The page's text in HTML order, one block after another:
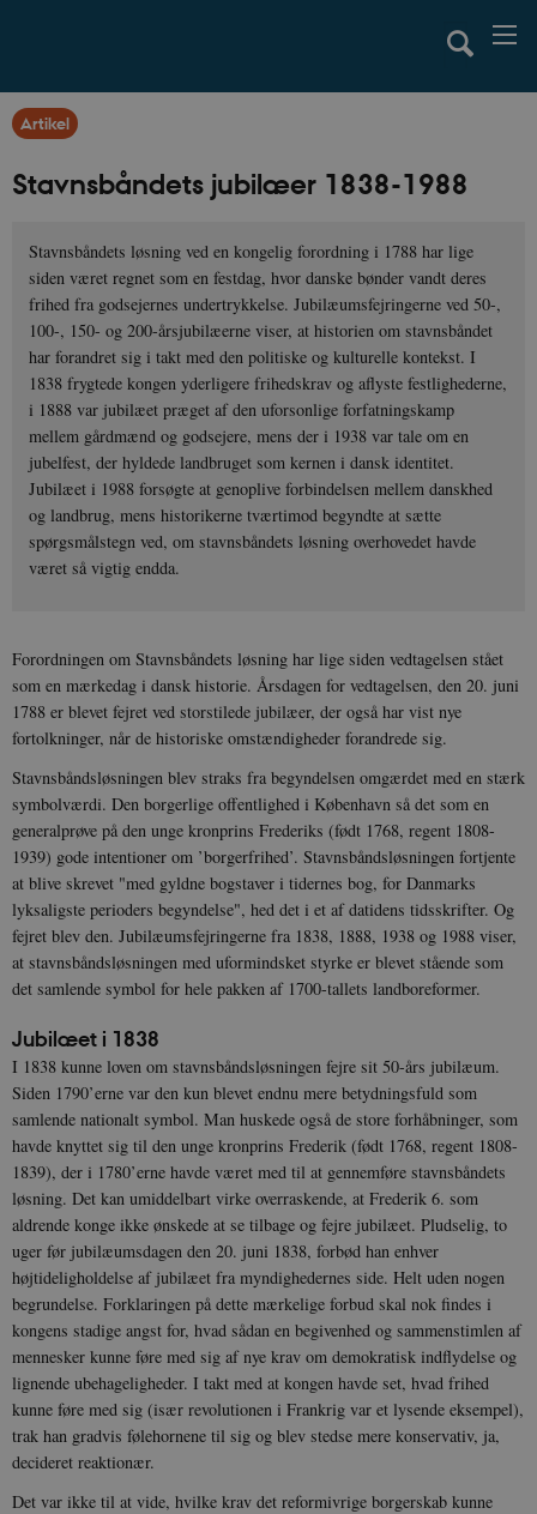
Artikel
Stavnsbåndets jubilæer 1838-1988
Stavnsbåndets løsning ved en kongelig forordning i 1788 har lige
siden været regnet som en festdag, hvor danske bønder vandt deres
frihed fra godsejernes undertrykkelse. Jubilæumsfejringerne ved 50-,
100-, 150- og 200-årsjubilæerne viser, at historien om stavnsbåndet
har forandret sig i takt med den politiske og kulturelle kontekst. I
1838 frygtede kongen yderligere frihedskrav og aflyste festlighederne,
i 1888 var jubilæet præget af den uforsonlige forfatningskamp
mellem gårdmænd og godsejere, mens der i 1938 var tale om en
jubelfest, der hyldede landbruget som kernen i dansk identitet.
Jubilæet i 1988 forsøgte at genoplive forbindelsen mellem danskhed
og landbrug, mens historikerne tværtimod begyndte at sætte
spørgsmålstegn ved, om stavnsbåndets løsning overhovedet havde
været så vigtig endda.
Forordningen om Stavnsbåndets løsning har lige siden vedtagelsen stået
som en mærkedag i dansk historie. Årsdagen for vedtagelsen, den 20. juni
1788 er blevet fejret ved storstilede jubilæer, der også har vist nye
fortolkninger, når de historiske omstændigheder forandrede sig.
Stavnsbåndsløsningen blev straks fra begyndelsen omgærdet med en stærk
symbolværdi. Den borgerlige offentlighed i København så det som en
generalprøve på den unge kronprins Frederiks (født 1768, regent 1808-
1939) gode intentioner om ’borgerfrihed’. Stavnsbåndsløsningen fortjente
at blive skrevet "med gyldne bogstaver i tidernes bog, for Danmarks
lyksaligste perioders begyndelse", hed det i et af datidens tidsskrifter. Og
fejret blev den. Jubilæumsfejringerne fra 1838, 1888, 1938 og 1988 viser,
at stavnsbåndsløsningen med uformindsket styrke er blevet stående som
det samlende symbol for hele pakken af 1700-tallets landboreformer.
Jubilæet i 1838
I 1838 kunne loven om stavnsbåndsløsningen fejre sit 50-års jubilæum.
Siden 1790’erne var den kun blevet endnu mere betydningsfuld som
samlende nationalt symbol. Man huskede også de store forhåbninger, som
havde knyttet sig til den unge kronprins Frederik (født 1768, regent 1808-
1839), der i 1780’erne havde været med til at gennemføre stavnsbåndets
løsning. Det kan umiddelbart virke overraskende, at Frederik 6. som
aldrende konge ikke ønskede at se tilbage og fejre jubilæet. Pludselig, to
uger før jubilæumsdagen den 20. juni 1838, forbød han enhver
højtideligholdelse af jubilæet fra myndighedernes side. Helt uden nogen
begrundelse. Forklaringen på dette mærkelige forbud skal nok findes i
kongens stadige angst for, hvad sådan en begivenhed og sammenstimlen af
mennesker kunne føre med sig af nye krav om demokratisk indflydelse og
lignende ubehageligheder. I takt med at kongen havde set, hvad frihed
kunne føre med sig (især revolutionen i Frankrig var et lysende eksempel),
trak han gradvis følehornene til sig og blev stedse mere konservativ, ja,
decideret reaktionær.
Det var ikke til at vide, hvilke krav det reformivrige borgerskab kunne